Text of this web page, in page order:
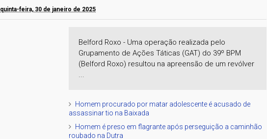
quinta-feira, 30 de janeiro de 2025
Belford Roxo - Uma operação realizada pelo
Grupamento de Ações Táticas (GAT) do 39º BPM
(Belford Roxo) resultou na apreensão de um revólver
...
Homem procurado por matar adolescente é acusado de
assassinar tio na Baixada
Homem é preso em flagrante após perseguição a caminhão
roubado na Dutra